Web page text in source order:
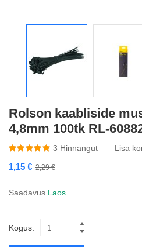
Rolson kaabliside
4,8mm 100tk RL-
3 Hinnangut Lisa
2,29€
1,15 €
Saadavus Laos
Kogus: